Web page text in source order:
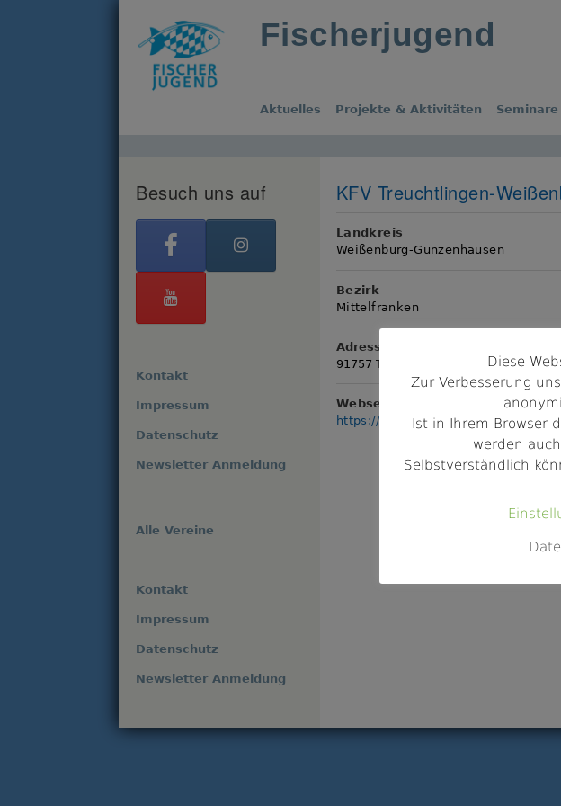
Fischerjugend
Aktuelles Projekte & Aktivitäten
KFV Treuchtlingen-
Landkreis
Weißenburg-Gunzenhausen
Bezirk
Mittelfranken
Adresse
91757 Treuchtlingen
Webseite
https://kfv-wug.de/
Besuch uns auf
Kontakt
Impressum
Datenschutz
Newsletter Anmeldung
Alle Vereine
Kontakt
Impressum
Datenschutz
Newsletter Anmeldung
Diese
Zur Verbesserung
Ist in Ihrem Browser
werden
Selbstverständlich